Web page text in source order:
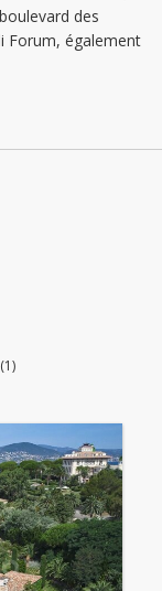
des
Forum, également